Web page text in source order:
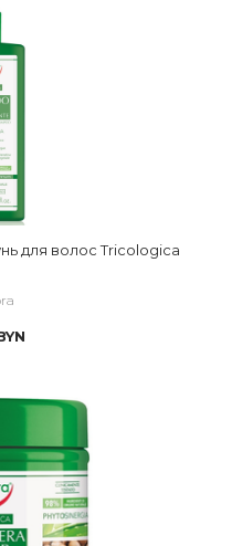
для волос Tricologica